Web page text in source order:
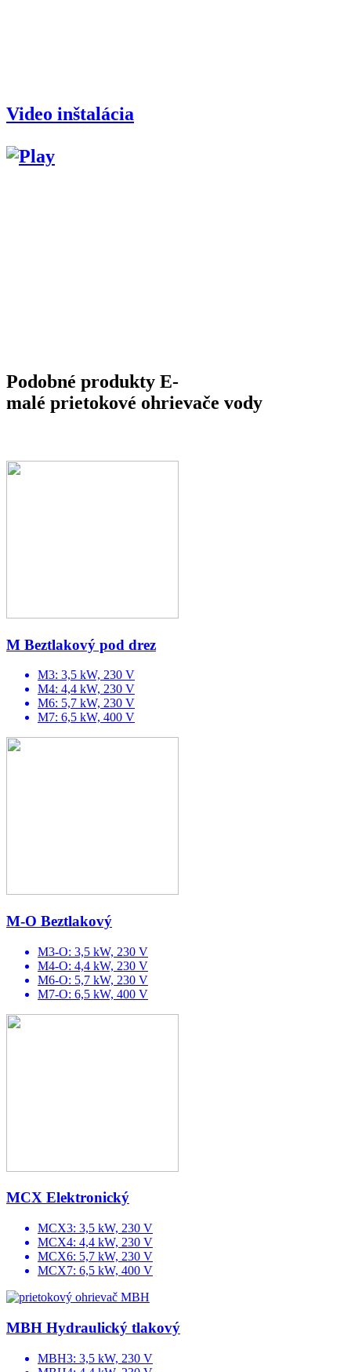
Video inštalácia
Podobné produkty E-
malé prietokové ohrievače vody
M Beztlakový pod drez
M3: 3,5 kW, 230 V
M4: 4,4 kW, 230 V
M6: 5,7 kW, 230 V
M7: 6,5 kW, 400 V
M-O Beztlakový
M3-O: 3,5 kW, 230 V
M4-O: 4,4 kW, 230 V
M6-O: 5,7 kW, 230 V
M7-O: 6,5 kW, 400 V
MCX Elektronický
MCX3: 3,5 kW, 230 V
MCX4: 4,4 kW, 230 V
MCX6: 5,7 kW, 230 V
MCX7: 6,5 kW, 400 V
MBH Hydraulický tlakový
MBH3: 3,5 kW, 230 V